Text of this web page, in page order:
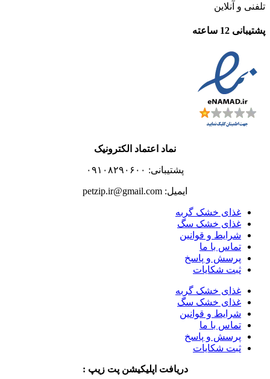
تلفنی و آنلاین
پشتیبانی 12 ساعته
نماد اعتماد الکترونیک
پشتیبانی: ۰۹۱۰۸۲۹۰۶۰۰
ایمیل: petzip.ir@gmail.com
غذای خشک گربه
غذای خشک سگ
شرایط و قوانین
تماس با ما
پرسش و پاسخ
ثبت شکایات
غذای خشک گربه
غذای خشک سگ
شرایط و قوانین
تماس با ما
پرسش و پاسخ
ثبت شکایات
دریافت اپلیکیشن پت زیپ :